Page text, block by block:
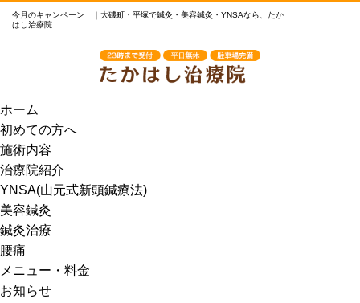
今月のキャンペーン ｜大磯町・平塚で鍼灸・美容鍼灸・YNSAなら、たか
はし治療院
ホーム
初めての方へ
施術内容
治療院紹介
YNSA(山元式新頭鍼療法)
美容鍼灸
鍼灸治療
腰痛
メニュー・料金
お知らせ